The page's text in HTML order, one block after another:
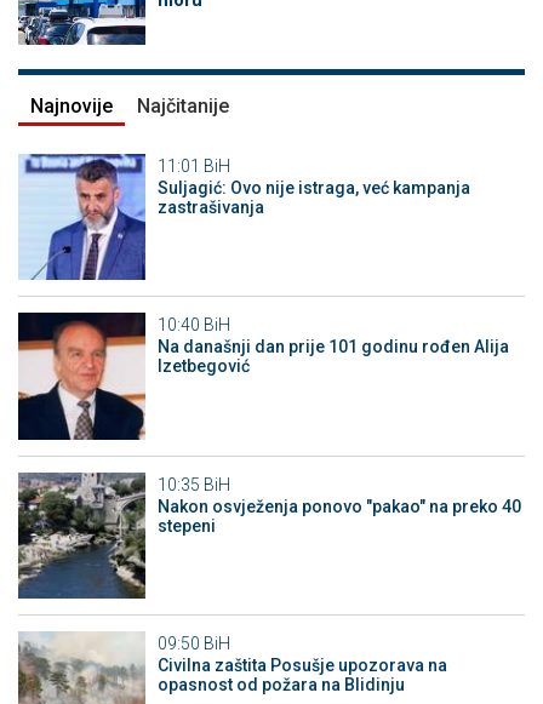
Najnovije Najčitanije
11:01 BiH
Suljagić: Ovo nije istraga, već kampanja
zastrašivanja
10:40 BiH
Na današnji dan prije 101 godinu rođen Alija
Izetbegović
10:35 BiH
Nakon osvježenja ponovo "pakao" na preko 40
stepeni
09:50 BiH
Civilna zaštita Posušje upozorava na
opasnost od požara na Blidinju